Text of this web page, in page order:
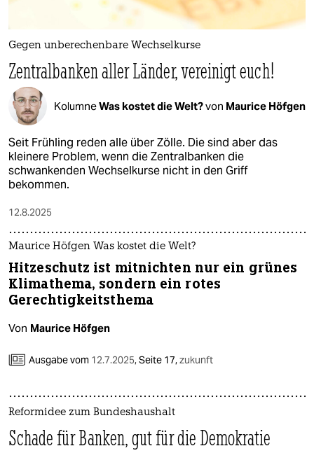
Gegen unberechenbare Wechselkurse
Zentralbanken aller Länder, vereinigt euch!
KolumneWas kostet die Welt?von Maurice Höfgen
Seit Frühling reden alle über Zölle. Die sind aber das
kleinere Problem, wenn die Zentralbanken die
schwankenden Wechselkurse nicht in den Griff
bekommen.
12.8.2025
Maurice Höfgen Was kostet die Welt?
Hitzeschutz ist mitnichten nur ein grünes
Klimathema, sondern ein rotes
Gerechtigkeitsthema
Von Maurice Höfgen
Ausgabe vom 12.7.2025,Seite 17,zukunft
Reformidee zum Bundeshaushalt
Schade für Banken, gut für die Demokratie